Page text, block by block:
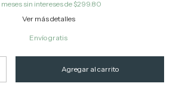
meses sin intereses de $299.80
Ver más detalles
Envío gratis